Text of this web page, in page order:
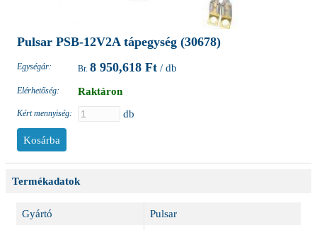
Pulsar PSB-12V2A tápegység (30678)
Egységár: 8 950,618 Ft / db
Elérhetőség: Raktáron
Kért mennyiség: db
Termékadatok
Gyártó Pulsar